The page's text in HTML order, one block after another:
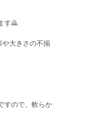
す🙇
大きさの不揃
すので、軟らか